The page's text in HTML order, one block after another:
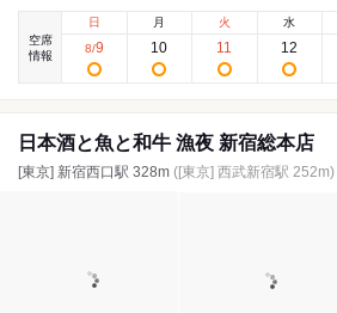
空席
情報
日
8/9
月
10
火
11
水
12
日本酒と魚と和牛 漁夜 新宿総本店
[東京] 新宿西口駅 328m ([東京] 西武新宿駅 252m)